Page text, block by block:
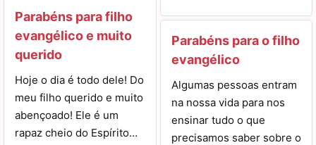
Parabéns para filho
evangélico e muito
querido
Hoje o dia é todo dele! Do
meu filho querido e muito
abençoado! Ele é um
rapaz cheio do Espírito…
Parabéns para o filho
evangélico
Algumas pessoas entram
na nossa vida para nos
ensinar tudo o que
precisamos saber sobre o